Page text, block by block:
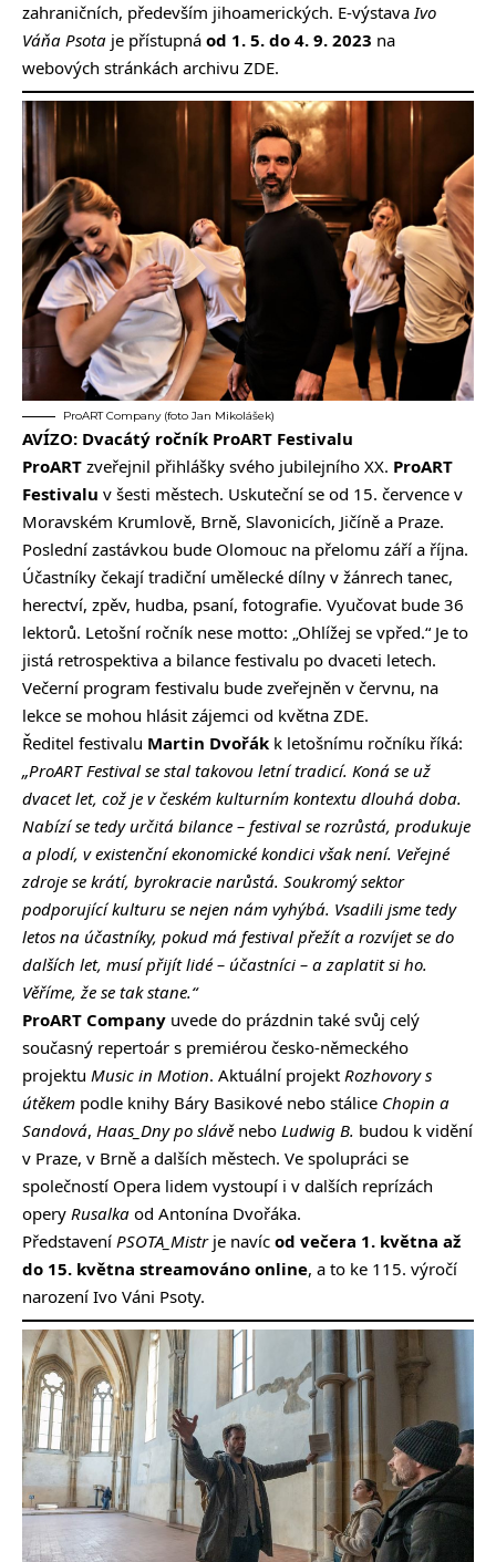
zahraničních, především jihoamerických. E-výstavaIvo
Váňa Psota je přístupná od 1. 5. do 4. 9. 2023 na
webových stránkách archivu ZDE.
ProART Company (foto Jan Mikolášek)
AVÍZO: Dvacátý ročník ProART Festivalu
ProART zveřejnil přihlášky svého jubilejního XX. ProART
Festivalu v šesti městech. Uskuteční se od 15. července v
Moravském Krumlově, Brně, Slavonicích, Jičíně a Praze.
Poslední zastávkou bude Olomouc na přelomu září a října.
Účastníky čekají tradiční umělecké dílny v žánrech tanec,
herectví, zpěv, hudba, psaní, fotografie. Vyučovat bude 36
lektorů. Letošní ročník nese motto: „Ohlížej se vpřed.“ Je to
jistá retrospektiva a bilance festivalu po dvaceti letech.
Večerní program festivalu bude zveřejněn v červnu, na
lekce se mohou hlásit zájemci od května ZDE.
Ředitel festivalu Martin Dvořák k letošnímu ročníku říká:
„ProART Festival se stal takovou letní tradicí. Koná se už
dvacet let, což je v českém kulturním kontextu dlouhá doba.
Nabízí se tedy určitá bilance – festival se rozrůstá, produkuje
a plodí, v existenční ekonomické kondici však není. Veřejné
zdroje se krátí, byrokracie narůstá. Soukromý sektor
podporující kulturu se nejen nám vyhýbá. Vsadili jsme tedy
letos na účastníky, pokud má festival přežít a rozvíjet se do
dalších let, musí přijít lidé – účastníci – a zaplatit si ho.
Věříme, že se tak stane.“
ProART Company uvede do prázdnin také svůj celý
současný repertoár s premiérou česko-německého
projektu Music in Motion. Aktuální projekt Rozhovory s
útěkem podle knihy Báry Basikové nebo stálice Chopin a
Sandová, Haas_Dny po slávěnebo Ludwig B. budou k vidění
v Praze, v Brně a dalších městech. Ve spolupráci se
společností Opera lidem vystoupí i v dalších reprízách
opery Rusalka od Antonína Dvořáka.
Představení PSOTA_Mistrje navíc od večera 1. května až
do 15. května streamováno online, a to ke 115. výročí
narození Ivo Váni Psoty.